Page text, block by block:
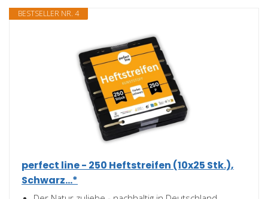
BESTSELLER NR. 4
perfect line - 250 Heftstreifen (10x25 Stk.),
Schwarz...*